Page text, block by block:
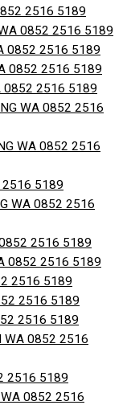
2516 5189
WA 0852 2516 5189
0852 2516 5189
0852 2516 5189
0852 2516 5189
WA 0852 2516
WA 0852 2516
2516 5189
WA 0852 2516
0852 2516 5189
0852 2516 5189
2516 5189
2516 5189
2516 5189
WA 0852 2516
2516 5189
WA 0852 2516